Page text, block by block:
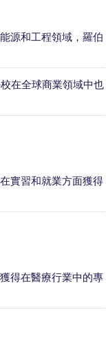
源和工程領域，羅伯
在全球商業領域中也
實習和就業方面獲得
得在醫療行業中的專